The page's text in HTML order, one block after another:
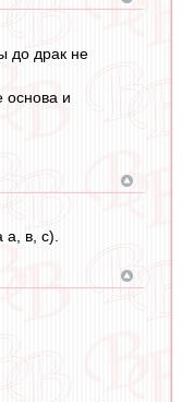
до драк не
основа и
в, с).